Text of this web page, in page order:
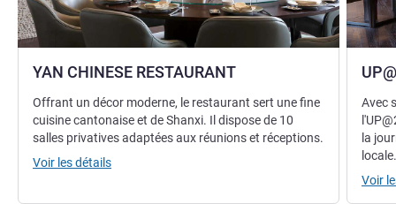
YAN CHINESE RESTAURANT
Offrant un décor moderne, le restaurant sert une fine
cuisine cantonaise et de Shanxi. Il dispose de 10
salles privatives adaptées aux réunions et réceptions.
Voir les détails
Avec
la
locale.
Voir